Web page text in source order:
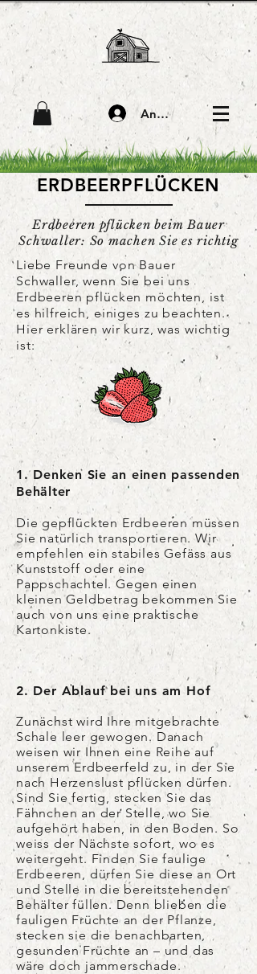
Anmelden
ERDBEERPFLÜCKEN
Erdbeeren pflücken beim Bauer
Schwaller: So machen Sie es richtig
Liebe Freunde von Bauer
Schwaller,wenn Sie bei uns
Erdbeeren pflücken möchten, ist
es hilfreich, einiges zu beachten.
Hier erklären wir kurz, was wichtig
ist:
1. Denken Sie an einen passenden
Behälter
Die gepflückten Erdbeeren müssen
Sie natürlich transportieren. Wir
empfehlen ein stabiles Gefäss aus
Kunststoff oder eine
Pappschachtel. Gegen einen
kleinen Geldbetrag bekommen Sie
auch von uns eine praktische
Kartonkiste.
2. Der Ablauf bei uns am Hof
Zunächst wird Ihre mitgebrachte
Schale leer gewogen. Danach
weisen wir Ihnen eine Reihe auf
unserem Erdbeerfeld zu, in der Sie
nach Herzenslust pflücken dürfen.
Sind Sie fertig, stecken Sie das
Fähnchen an der Stelle, wo Sie
aufgehört haben, in den Boden. So
weiss der Nächste sofort, wo es
weitergeht. Finden Sie faulige
Erdbeeren, dürfen Sie diese an Ort
und Stelle in die bereitstehenden
Behälter füllen. Denn blieben die
fauligen Früchte an der Pflanze,
stecken sie die benachbarten,
gesunden Früchte an – und das
wäre doch jammerschade.